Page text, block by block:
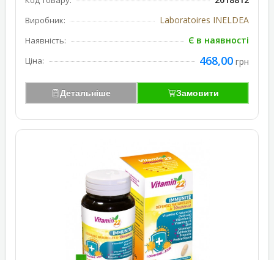
Виробник: Laboratoires INELDEA
Наявність: Є в наявності
Ціна: 468,00 грн
Детальніше Замовити